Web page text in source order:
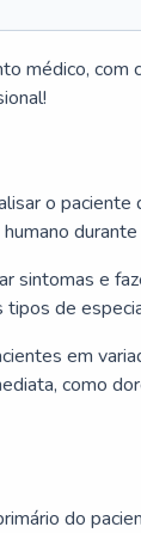
médico, com
o
durante
sintomas e
de
em
como
do